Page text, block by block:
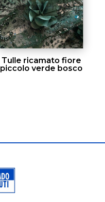
Tulle ricamato fiore
piccolo verde bosco